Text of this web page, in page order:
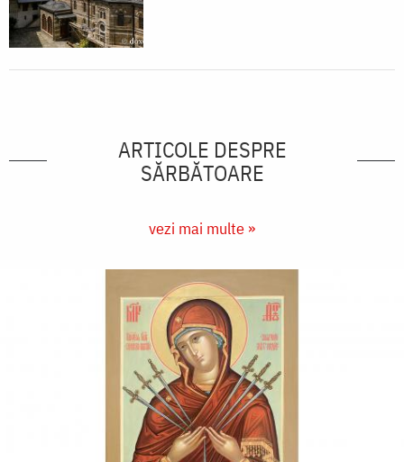
ARTICOLE DESPRE
SĂRBĂTOARE
vezi mai multe »